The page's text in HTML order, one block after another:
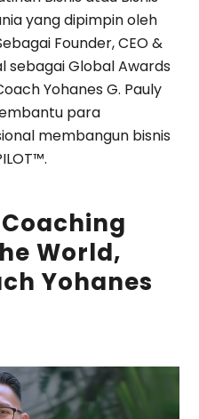
yang dipimpin oleh
Founder, CEO &
sebagai Global Awards
Yohanes G. Pauly
para
membangun bisnis
Coaching
World,
Yohanes